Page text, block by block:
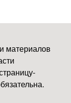
материалов